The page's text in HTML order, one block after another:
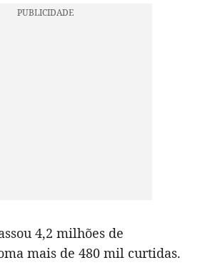
4,2 milhões de
mais de 480 mil curtidas.